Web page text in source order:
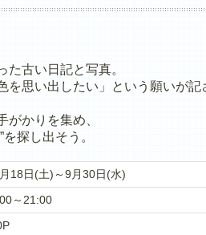
た古い日記と写真。
を思い出したい」という願いが記
がかりを集め、
探し出そう。
18日(土)～9月30日(水)
～21:00